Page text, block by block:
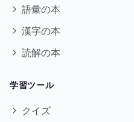
語彙の本
漢字の本
読解の本
学習ツール
クイズ